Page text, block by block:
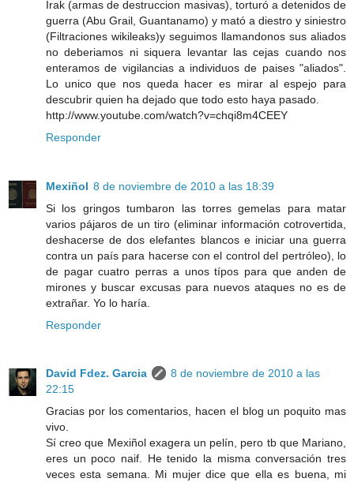
Irak (armas de destruccion masivas), torturó a detenidos de
guerra (Abu Grail, Guantanamo) y mató a diestro y siniestro
(Filtraciones wikileaks)y seguimos llamandonos sus aliados
no deberiamos ni siquera levantar las cejas cuando nos
enteramos de vigilancias a individuos de paises "aliados".
Lo unico que nos queda hacer es mirar al espejo para
descubrir quien ha dejado que todo esto haya pasado.
http://www.youtube.com/watch?v=chqi8m4CEEY
Responder
Mexiñol 8 de noviembre de 2010 a las 18:39
Si los gringos tumbaron las torres gemelas para matar
varios pájaros de un tiro (eliminar información cotrovertida,
deshacerse de dos elefantes blancos e iniciar una guerra
contra un país para hacerse con el control del pertróleo), lo
de pagar cuatro perras a unos típos para que anden de
mirones y buscar excusas para nuevos ataques no es de
extrañar. Yo lo haría.
Responder
David Fdez. Garcia
8 de noviembre de 2010 a las
22:15
Gracias por los comentarios, hacen el blog un poquito mas
vivo.
Sí creo que Mexiñol exagera un pelín, pero tb que Mariano,
eres un poco naif. He tenido la misma conversación tres
veces esta semana. Mi mujer dice que ella es buena, mi